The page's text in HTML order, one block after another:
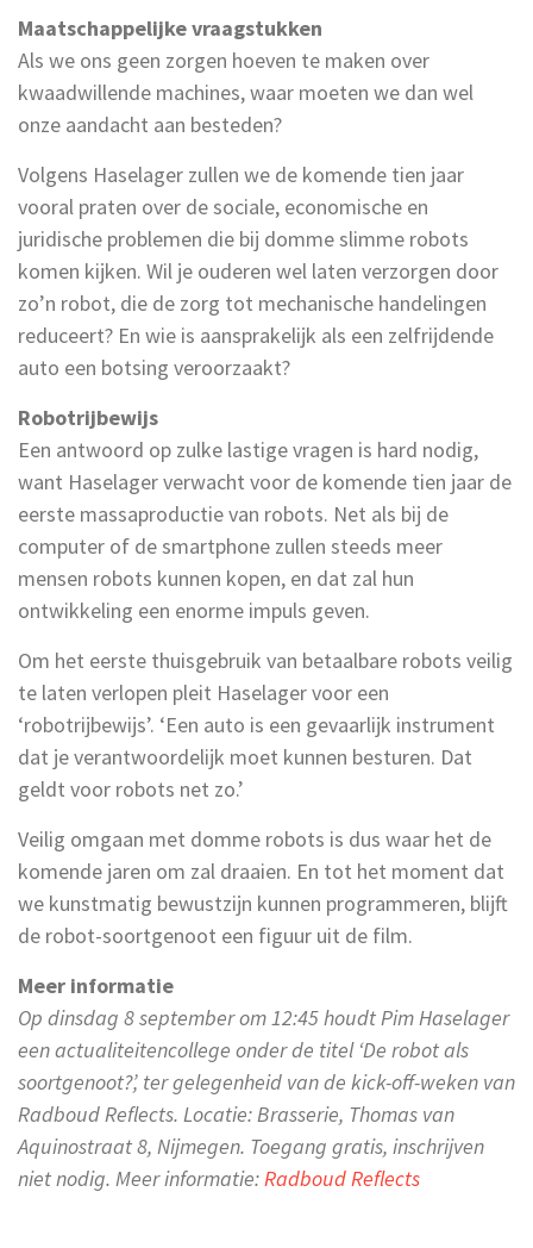
Maatschappelijke vraagstukken
Als we ons geen zorgen hoeven te maken over
kwaadwillende machines, waar moeten we dan wel
onze aandacht aan besteden?
Volgens Haselager zullen we de komende tien jaar
vooral praten over de sociale, economische en
juridische problemen die bij domme slimme robots
komen kijken. Wil je ouderen wel laten verzorgen door
zo’n robot, die de zorg tot mechanische handelingen
reduceert? En wie is aansprakelijk als een zelfrijdende
auto een botsing veroorzaakt?
Robotrijbewijs
Een antwoord op zulke lastige vragen is hard nodig,
want Haselager verwacht voor de komende tien jaar de
eerste massaproductie van robots. Net als bij de
computer of de smartphone zullen steeds meer
mensen robots kunnen kopen, en dat zal hun
ontwikkeling een enorme impuls geven.
Om het eerste thuisgebruik van betaalbare robots veilig
te laten verlopen pleit Haselager voor een
‘robotrijbewijs’. ‘Een auto is een gevaarlijk instrument
dat je verantwoordelijk moet kunnen besturen. Dat
geldt voor robots net zo.’
Veilig omgaan met domme robots is dus waar het de
komende jaren om zal draaien. En tot het moment dat
we kunstmatig bewustzijn kunnen programmeren, blijft
de robot-soortgenoot een figuur uit de film.
Meer informatie
Op dinsdag 8 september om 12:45 houdt Pim Haselager
een actualiteitencollege onder de titel ‘De robot als
soortgenoot?’, ter gelegenheid van de kick-off-weken van
Radboud Reflects. Locatie: Brasserie, Thomas van
Aquinostraat 8, Nijmegen. Toegang gratis, inschrijven
niet nodig. Meer informatie:Radboud Reflects